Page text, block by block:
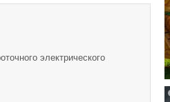
электрического